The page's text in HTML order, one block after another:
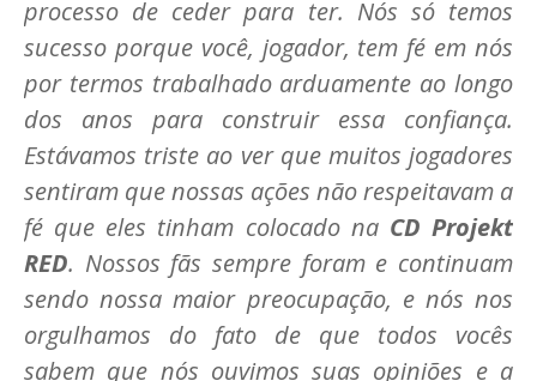
processo de ceder para ter. Nós só temos
sucesso porque você, jogador, tem fé em nós
por termos trabalhado arduamente ao longo
dos anos para construir essa confiança.
Estávamos triste ao ver que muitos jogadores
sentiram que nossas ações não respeitavam a
fé que eles tinham colocado na CD Projekt
RED. Nossos fãs sempre foram e continuam
sendo nossa maior preocupação, e nós nos
orgulhamos do fato de que todos vocês
sabem que nós ouvimos suas opiniões e a